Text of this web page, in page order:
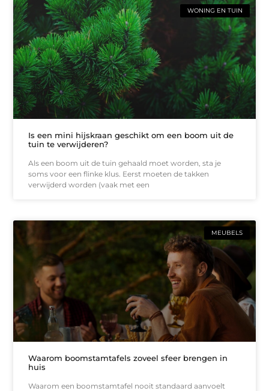
WONING EN TUIN
Is een mini hijskraan geschikt om een boom uit de
tuin te verwijderen?
Als een boom uit de tuin gehaald moet worden, sta je
soms voor een flinke klus. Eerst moeten de takken
verwijderd worden (vaak met een
MEUBELS
Waarom boomstamtafels zoveel sfeer brengen in
huis
Waarom een boomstamtafel nooit standaard aanvoelt